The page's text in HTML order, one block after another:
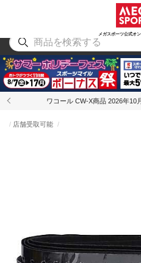
メガスポーツ公式オ
アウトドア
ワコール CW-X商品 2026年10
店舗受取可能